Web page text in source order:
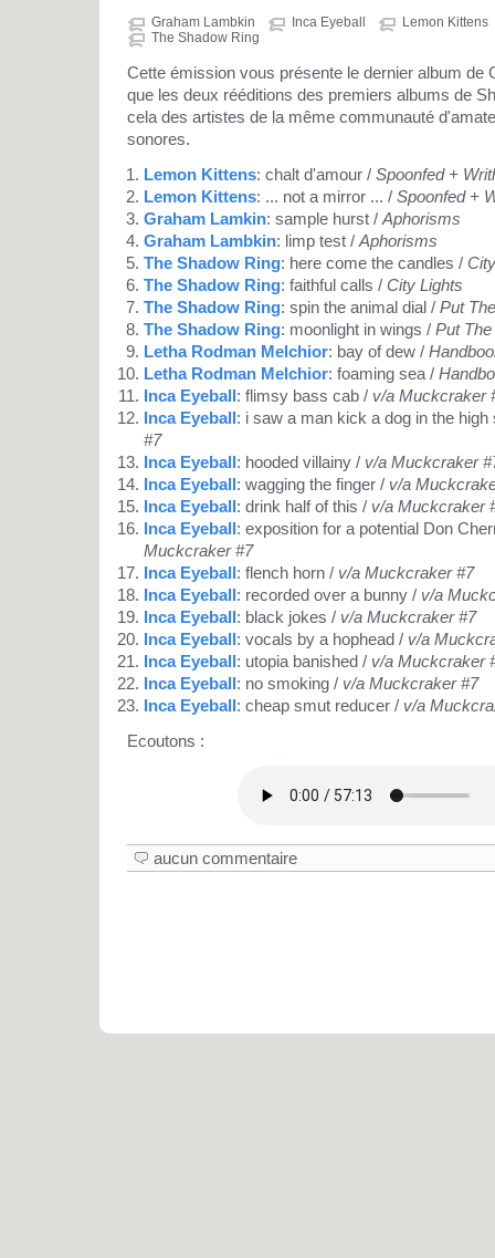
Graham Lambkin Inca Eyeball
Lemon Kittens
The Shadow Ring
Cette émission vous présente le dernier album de
que les deux rééditions des premiers albums de
cela des artistes de la même communauté
sonores.
Lemon Kittens: chalt d'amour / Spoonfed +
Lemon Kittens: ... not a mirror ... / Spoonfed +
Graham Lamkin: sample hurst / Aphorisms
Graham Lambkin: limp test / Aphorisms
The Shadow Ring: here come the candles /
The Shadow Ring: faithful calls / City Lights
The Shadow Ring: spin the animal dial / Put
The Shadow Ring: moonlight in wings / Put
Letha Rodman Melchior: bay of dew /
Letha Rodman Melchior: foaming sea /
Inca Eyeball: flimsy bass cab / v/a Muckcraker
Inca Eyeball: i saw a man kick a dog in the
#7
Inca Eyeball: hooded villainy / v/a Muckcraker
Inca Eyeball: wagging the finger / v/a
Inca Eyeball: drink half of this / v/a Muckcraker
Inca Eyeball: exposition for a potential Don
Muckcraker #7
Inca Eyeball: flench horn / v/a Muckcraker #7
Inca Eyeball: recorded over a bunny / v/a
Inca Eyeball: black jokes / v/a Muckcraker #7
Inca Eyeball: vocals by a hophead / v/a
Inca Eyeball: utopia banished / v/a Muckcraker
Inca Eyeball: no smoking / v/a Muckcraker #7
Inca Eyeball: cheap smut reducer / v/a
Ecoutons :
aucun commentaire